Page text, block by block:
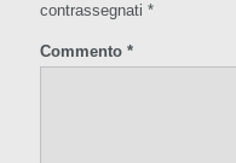
contrassegnati *
Commento *